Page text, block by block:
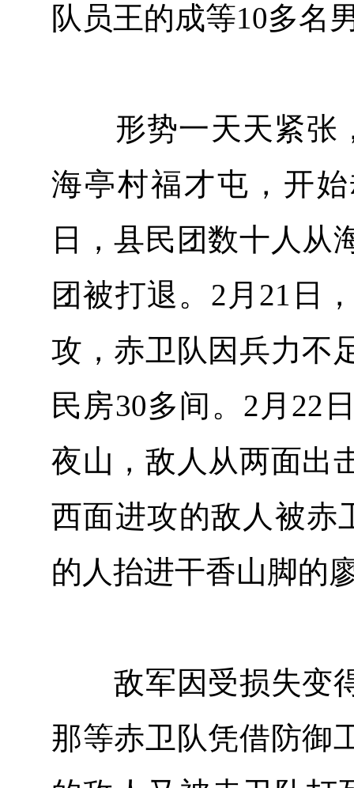
队员王的成等10多名
形势一天天紧张，
海亭村福才屯，开
日，县民团数十人从
团被打退。2月21日
攻，赤卫队因兵力不
民房30多间。2月22
夜山，敌人从两面出
西面进攻的敌人被赤
的人抬进干香山脚的
敌军因受损失变得
那等赤卫队凭借防御